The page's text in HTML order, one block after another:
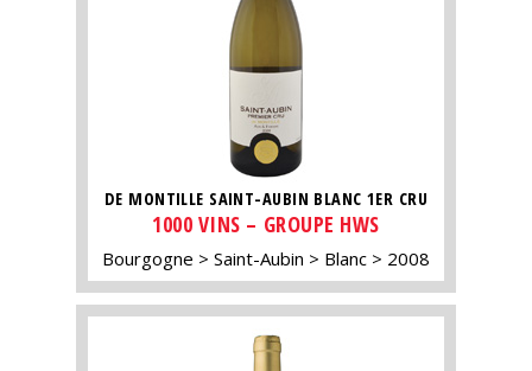
DE MONTILLE SAINT-AUBIN BLANC 1ER CRU
1000 VINS – GROUPE HWS
Bourgogne Saint-Aubin Blanc 2008